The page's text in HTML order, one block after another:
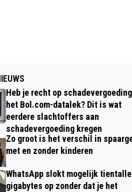
Heb je recht op
het Bol.com-datalek? Dit is wat
eerdere slachtoffers aan
schadevergoeding kregen
Zo groot is het verschil in
met en zonder kinderen
WhatsApp slokt mogelijk
gigabytes op zonder dat je het